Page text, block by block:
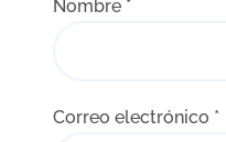
Nombre *
Correo electrónico *